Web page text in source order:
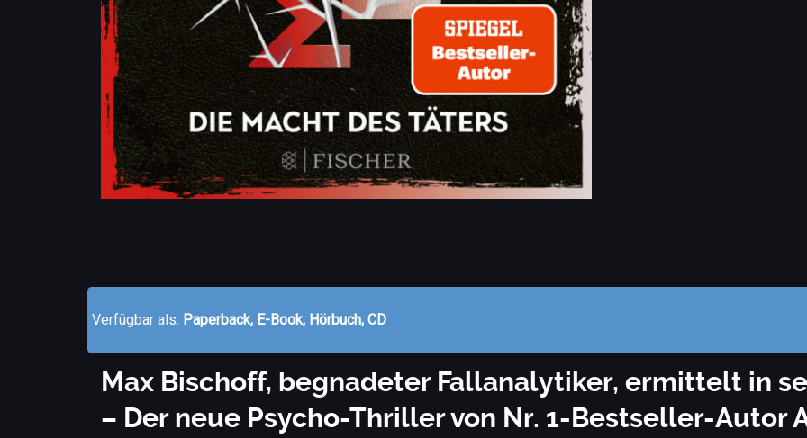
Verfügbar als: Paperback, E-Book, Hörbuch, CD
Max Bischoff, begnadeter Fallanalytiker, ermittelt in
– Der neue Psycho-Thriller von Nr. 1-Bestseller-Autor